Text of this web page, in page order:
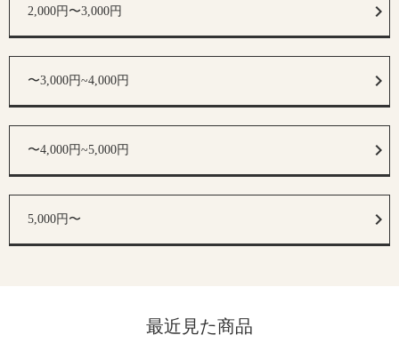
2,000円〜3,000円
〜3,000円~4,000円
〜4,000円~5,000円
5,000円〜
最近見た商品